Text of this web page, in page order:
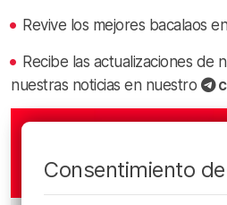
Revive los mejores bacalaos en
Recibe las actualizaciones de
nuestras noticias en nuestro
Consentimiento